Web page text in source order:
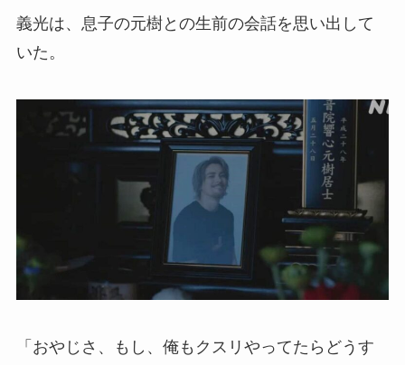
義光は、息子の元樹との生前の会話を思い出して
いた。
「おやじさ、もし、俺もクスリやってたらどうす